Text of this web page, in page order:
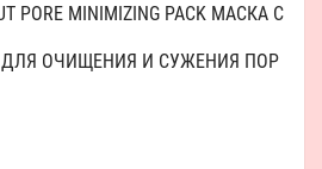
PORE MINIMIZING PACK МАСКА С
ОЧИЩЕНИЯ И СУЖЕНИЯ ПОР